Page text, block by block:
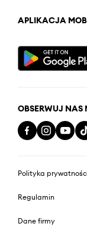
APLIKACJA
OBSERWUJ NAS
Polityka
Regulamin
Dane firmy